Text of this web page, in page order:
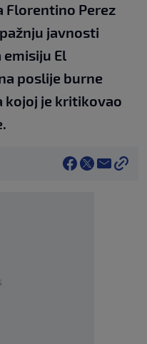
Florentino Perez
javnosti
El
poslije burne
kojoj je kritikovao